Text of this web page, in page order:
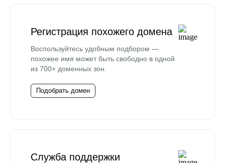
Регистрация похожего домена
Воспользуйтесь удобным подбором —
похожее имя может быть свободно в одной
из 700+ доменных зон.
Подобрать домен
Служба поддержки